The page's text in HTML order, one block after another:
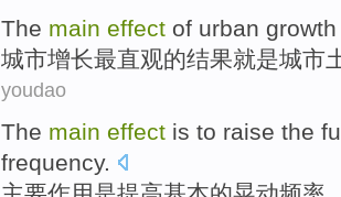
The main effect of urban growth
城市增长最直观的结果就是城市
youdao
The main effect is to raise the
frequency.